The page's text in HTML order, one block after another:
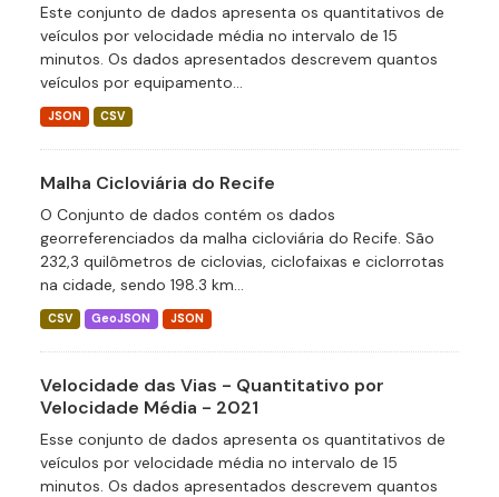
Este conjunto de dados apresenta os quantitativos de
veículos por velocidade média no intervalo de 15
minutos. Os dados apresentados descrevem quantos
veículos por equipamento...
JSON CSV
Malha Cicloviária do Recife
O Conjunto de dados contém os dados
georreferenciados da malha cicloviária do Recife. São
232,3 quilômetros de ciclovias, ciclofaixas e ciclorrotas
na cidade, sendo 198.3 km...
CSV GeoJSON JSON
Velocidade das Vias - Quantitativo por
Velocidade Média - 2021
Esse conjunto de dados apresenta os quantitativos de
veículos por velocidade média no intervalo de 15
minutos. Os dados apresentados descrevem quantos